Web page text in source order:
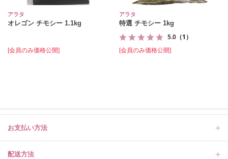
アラタ
オレゴン チモシー 1.1kg
[会員のみ価格公開]
アラタ
特選 チモシー 1kg
5.0 （1）
[会員のみ価格公開]
お支払い方法
配送方法